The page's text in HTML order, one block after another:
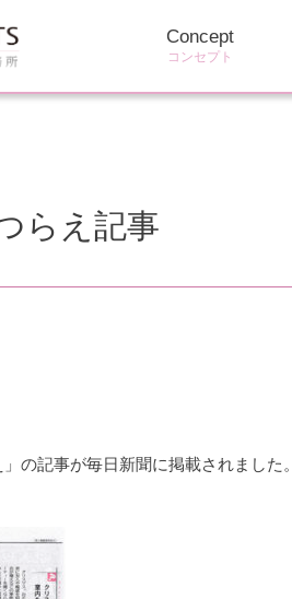
Concept
コンセプト
らえ記事
の記事が毎日新聞に掲載されました。